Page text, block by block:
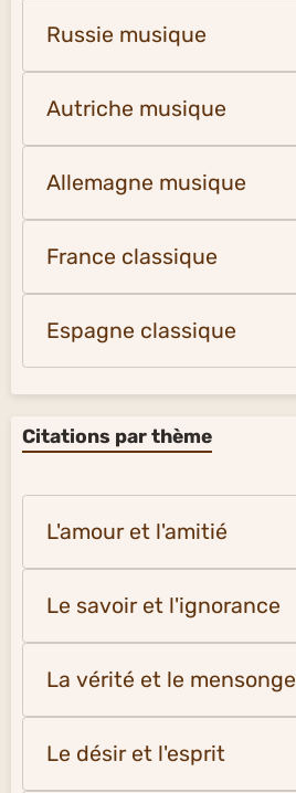
Russie musique
Autriche musique
Allemagne musique
France classique
Espagne classique
Citations par thème
L'amour et l'amitié
Le savoir et l'ignorance
La vérité et le mensonge
Le désir et l'esprit